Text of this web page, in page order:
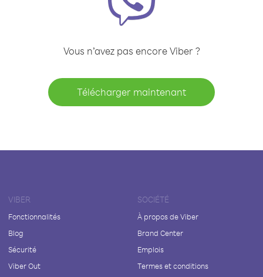
Vous n’avez pas encore Viber ?
Télécharger maintenant
VIBER
Fonctionnalités
Blog
Sécurité
Viber Out
SOCIÉTÉ
À propos de Viber
Brand Center
Emplois
Termes et conditions